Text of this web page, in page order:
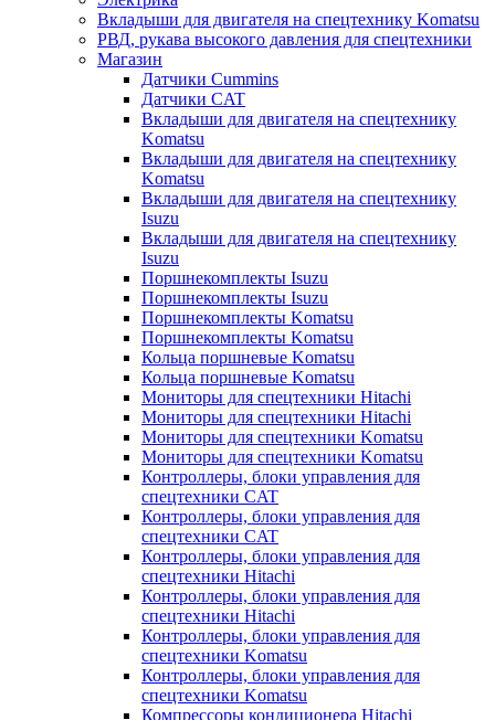
Вкладыши для двигателя на спецтехнику Komatsu
РВД, рукава высокого давления для спецтехники
Магазин
Датчики Cummins
Датчики CAT
Вкладыши для двигателя на спецтехнику
Komatsu
Вкладыши для двигателя на спецтехнику
Komatsu
Вкладыши для двигателя на спецтехнику
Isuzu
Вкладыши для двигателя на спецтехнику
Isuzu
Поршнекомплекты Isuzu
Поршнекомплекты Isuzu
Поршнекомплекты Komatsu
Поршнекомплекты Komatsu
Кольца поршневые Komatsu
Кольца поршневые Komatsu
Мониторы для спецтехники Hitachi
Мониторы для спецтехники Hitachi
Мониторы для спецтехники Komatsu
Мониторы для спецтехники Komatsu
Контроллеры, блоки управления для
спецтехники CAT
Контроллеры, блоки управления для
спецтехники CAT
Контроллеры, блоки управления для
спецтехники Hitachi
Контроллеры, блоки управления для
спецтехники Hitachi
Контроллеры, блоки управления для
спецтехники Komatsu
Контроллеры, блоки управления для
спецтехники Komatsu
Компрессоры кондиционера Hitachi